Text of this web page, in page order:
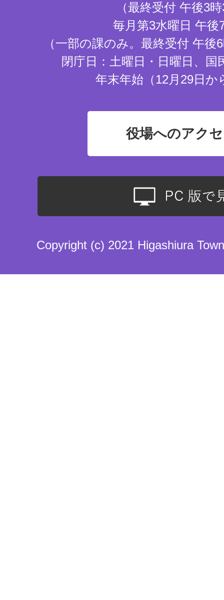
（最終受付 午後3
毎月第3水曜日 午後
（一部の課のみ。最終受付 午
閉庁日：土曜日・日曜日、国
年末年始（12月29日か
役場へのアク
Copyright (c) 2021 Higashiura